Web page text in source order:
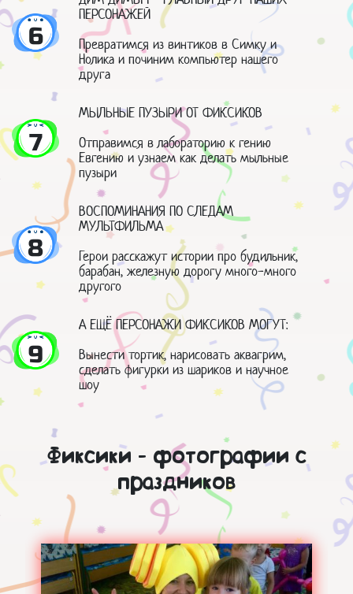
6
ПЕРСОНАЖЕЙ
Превратимся из винтиков в Симку и
Нолика и починим компьютер нашего
друга
7
МЫЛЬНЫЕ ПУЗЫРИ ОТ ФИКСИКОВ
Отправимся в лабораторию к гению
Евгению и узнаем как делать мыльные
пузыри
8
ВОСПОМИНАНИЯ ПО СЛЕДАМ
МУЛЬТФИЛЬМА
Герои расскажут истории про будильник,
барабан, железную дорогу много-много
другого
9
А ЕЩЁ ПЕРСОНАЖИ ФИКСИКОВ МОГУТ:
Вынести тортик, нарисовать аквагрим,
сделать фигурки из шариков и научное
шоу
Фиксики - фотографии с
праздников